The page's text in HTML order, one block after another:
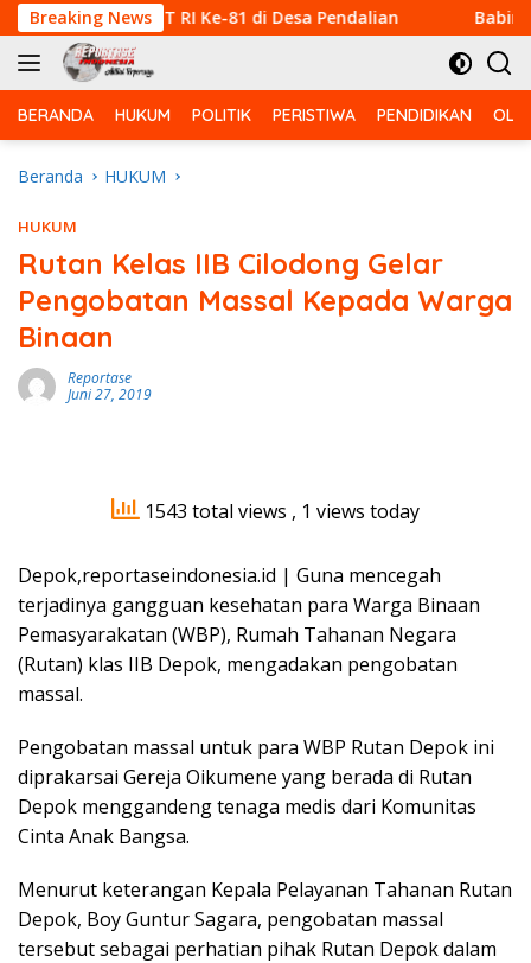
Langsung
ke
konten
Breaking News
HUT RI Ke-81 di Desa Pendalian Babinsa
BERANDA HUKUM POLITIK PERISTIWA PENDIDIKAN
Beranda HUKUM
HUKUM
Rutan Kelas IIB Cilodong Gelar
Pengobatan Massal Kepada Warga
Binaan
Reportase
Juni 27, 2019
1543 total views , 1 views today
Depok,reportaseindonesia.id | Guna mencegah
terjadinya gangguan kesehatan para Warga Binaan
Pemasyarakatan (WBP), Rumah Tahanan Negara
(Rutan) klas IIB Depok, mengadakan pengobatan
massal.
Pengobatan massal untuk para WBP Rutan Depok ini
diprakarsai Gereja Oikumene yang berada di Rutan
Depok menggandeng tenaga medis dari Komunitas
Cinta Anak Bangsa.
Menurut keterangan Kepala Pelayanan Tahanan Rutan
Depok, Boy Guntur Sagara, pengobatan massal
tersebut sebagai perhatian pihak Rutan Depok dalam